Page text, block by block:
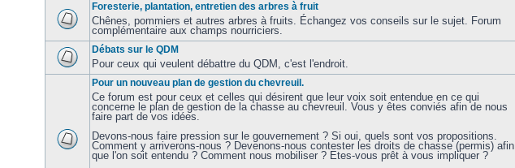
Foresterie, plantation, entretien des arbres à fruit
Chênes, pommiers et autres arbres à fruits. Échangez vos conseils sur le sujet. Forum
complémentaire aux champs nourriciers.
Débats sur le QDM
Pour ceux qui veulent débattre du QDM, c'est l'endroit.
Pour un nouveau plan de gestion du chevreuil.
Ce forum est pour ceux et celles qui désirent que leur voix soit entendue en ce qui
concerne le plan de gestion de la chasse au chevreuil. Vous y êtes conviés afin de nous
faire part de vos idées.
Devons-nous faire pression sur le gouvernement ? Si oui, quels sont vos propositions.
Comment y arriverons-nous ? Devenons-nous contester les droits de chasse (permis) afin
que l'on soit entendu ? Comment nous mobiliser ? Etes-vous prêt à vous impliquer ?